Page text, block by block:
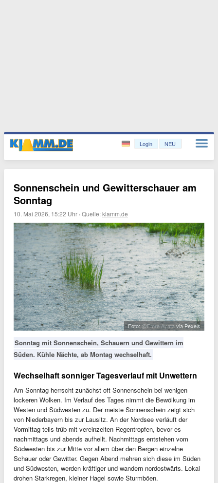
Login NEU
Sonnenschein und Gewitterschauer am
Sonntag
10. Mai 2026, 15:22 Uhr ·Quelle:klamm.de
Foto:@Emre Ayatavia Pexels
Sonntag mit Sonnenschein, Schauern und Gewittern im
Süden. Kühle Nächte, ab Montag wechselhaft.
Wechselhaft sonniger Tagesverlauf mit Unwettern
Am Sonntag herrscht zunächst oft Sonnenschein bei wenigen
lockeren Wolken. Im Verlauf des Tages nimmt die Bewölkung im
Westen und Südwesten zu. Der meiste Sonnenschein zeigt sich
von Niederbayern bis zur Lausitz. An der Nordsee verläuft der
Vormittag teils trüb mit vereinzelten Regentropfen, bevor es
nachmittags und abends aufhellt. Nachmittags entstehen vom
Südwesten bis zur Mitte vor allem über den Bergen einzelne
Schauer oder Gewitter. Gegen Abend mehren sich diese im Süden
und Südwesten, werden kräftiger und wandern nordostwärts. Lokal
drohen Starkregen, kleiner Hagel sowie Sturmböen.